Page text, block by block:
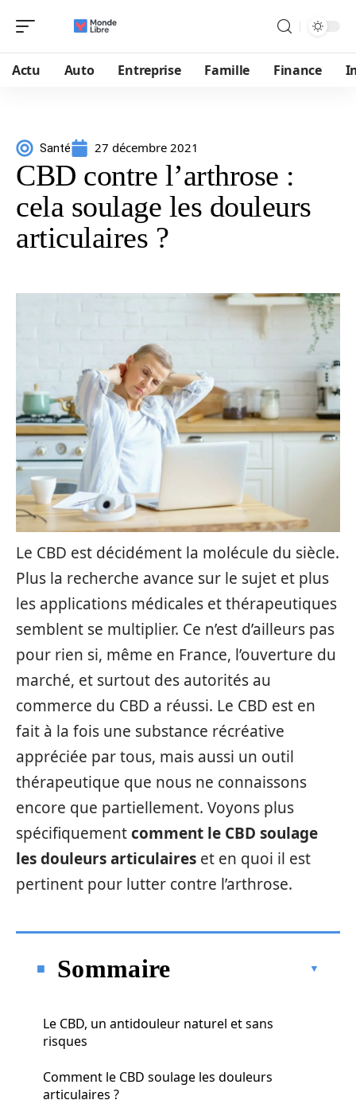
Actu Auto Entreprise Famille Finance
Santé 27 décembre 2021
CBD contre l’arthrose :
cela soulage les douleurs
articulaires ?
Le CBD est décidément la molécule du siècle.
Plus la recherche avance sur le sujet et plus
les applications médicales et thérapeutiques
semblent se multiplier. Ce n’est d’ailleurs pas
pour rien si, même en France, l’ouverture du
marché, et surtout des autorités au
commerce du CBD a réussi. Le CBD est en
fait à la fois une substance récréative
appréciée par tous, mais aussi un outil
thérapeutique que nous ne connaissons
encore que partiellement. Voyons plus
spécifiquementcomment le CBD soulage
les douleurs articulaires et en quoi il est
pertinent pour lutter contre l’arthrose.
Sommaire
Le CBD, un antidouleur naturel et sans
risques
Comment le CBD soulage les douleurs
articulaires ?